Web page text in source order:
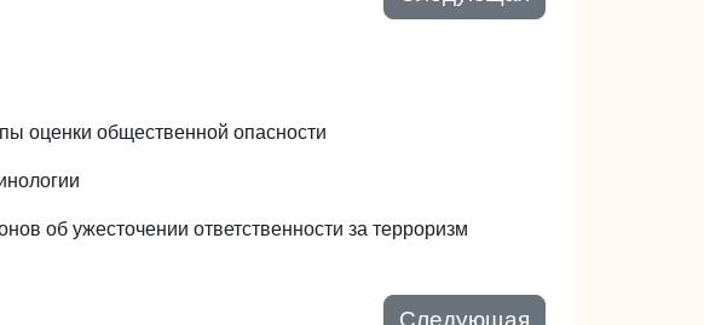
оценки общественной опасности
об ужесточении ответственности за терроризм
Следующая